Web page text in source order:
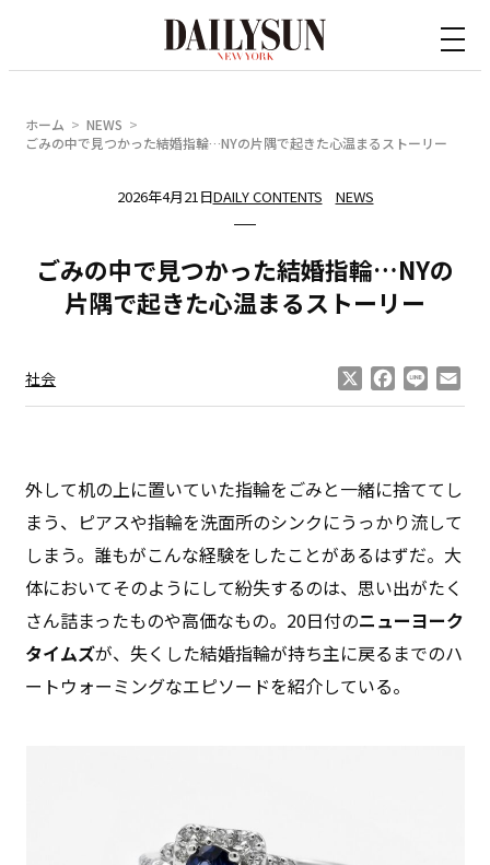
ホーム
NEWS
ごみの中で見つかった結婚指輪…NYの片隅で起きた心温まるストーリー
2026年4月21日DAILY CONTENTS NEWS
ごみの中で見つかった結婚指輪…NYの
片隅で起きた心温まるストーリー
社会 Facebook
Line
外して机の上に置いていた指輪をごみと一緒に捨ててし
まう、ピアスや指輪を洗面所のシンクにうっかり流して
しまう。誰もがこんな経験をしたことがあるはずだ。大
体においてそのようにして紛失するのは、思い出がたく
さん詰まったものや高価なもの。20日付のニューヨーク
タイムズが、失くした結婚指輪が持ち主に戻るまでのハ
ートウォーミングなエピソードを紹介している。